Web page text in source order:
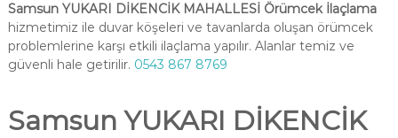
Samsun YUKARI DİKENCİK MAHALLESİ Örümcek İlaçlama
hizmetimiz ile duvar köşeleri ve tavanlarda oluşan örümcek
problemlerine karşı etkili ilaçlama yapılır. Alanlar temiz ve
güvenli hale getirilir. 0543 867 8769
Samsun YUKARI DİKENCİK